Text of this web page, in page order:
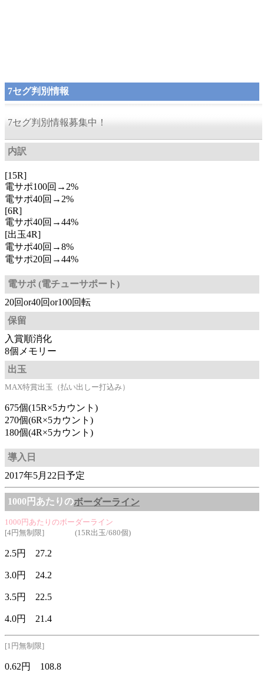
7セグ判別情報
7セグ判別情報募集中！
内訳
[15R]
電サポ100回→2%
電サポ40回→2%
[6R]
電サポ40回→44%
[出玉4R]
電サポ40回→8%
電サポ20回→44%
電サポ (電チューサポート)
20回or40回or100回転
保留
入賞順消化
8個メモリー
出玉
MAX特賞出玉（払い出しー打込み）
675個(15R×5カウント)
270個(6R×5カウント)
180個(4R×5カウント)
導入日
2017年5月22日予定
1000円あたりのボーダーライン
1000円あたりのボーダーライン
[4円無制限] (15R出玉/680個)
2.5円 27.2
3.0円 24.2
3.5円 22.5
4.0円 21.4
[1円無制限]
0.62円 108.8